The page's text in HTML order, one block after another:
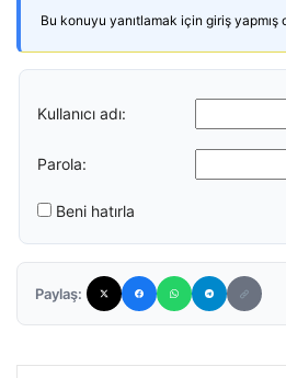
Bu konuyu yanıtlamak için giriş yapmış
Kullanıcı adı:
Parola:
Beni hatırla
Paylaş: